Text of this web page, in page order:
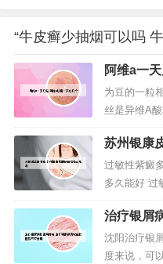
“牛皮癣少抽烟可以吗
阿维a一
为豆的一粒
丝是异维A
于泰尔丝一
2、一粒。
难治性结节
颗，如果比
一颗。 泰尔
苏州银康
规吗
过敏性紫癜
多久能好 过
周左右。腹
治。过敏性
情并发比较
至几个月就
治疗银屑
的医院专
沈阳治疗银
度来说，可